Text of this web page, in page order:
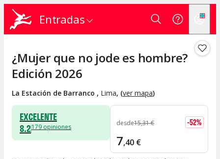
Entradas
¿Mujer que no jode es hombre?
Edición 2026
La Estación de Barranco , Lima, (ver mapa)
EXCELENTE
8.2179 opiniones desde15,31€ -52%
7,40 €